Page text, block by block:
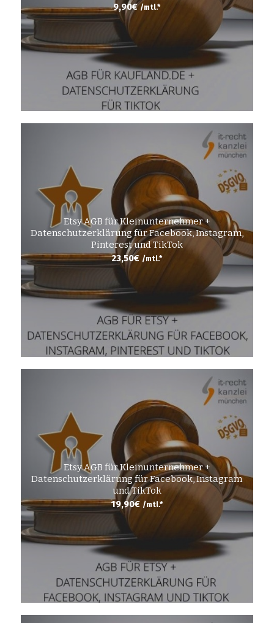
9,90€ /mtl.*
Etsy AGB für Kleinunternehmer +
Datenschutzerklärung für Facebook, Instagram,
Pinterest und TikTok
23,50€ /mtl.*
Etsy AGB für Kleinunternehmer +
Datenschutzerklärung für Facebook, Instagram
und TikTok
19,90€ /mtl.*